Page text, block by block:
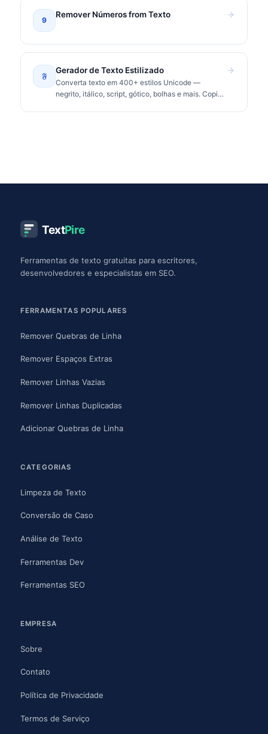
9
Remover Números from Texto
𝔉
Gerador de Texto Estilizado
Converta texto em 400+ estilos Unicode —
negrito, itálico, script, gótico, bolhas e mais. Copie
TextPire
Ferramentas de texto gratuitas para escritores,
desenvolvedores e especialistas em SEO.
FERRAMENTAS POPULARES
Remover Quebras de Linha
Remover Espaços Extras
Remover Linhas Vazias
Remover Linhas Duplicadas
Adicionar Quebras de Linha
CATEGORIAS
Limpeza de Texto
Conversão de Caso
Análise de Texto
Ferramentas Dev
Ferramentas SEO
EMPRESA
Sobre
Contato
Política de Privacidade
Termos de Serviço